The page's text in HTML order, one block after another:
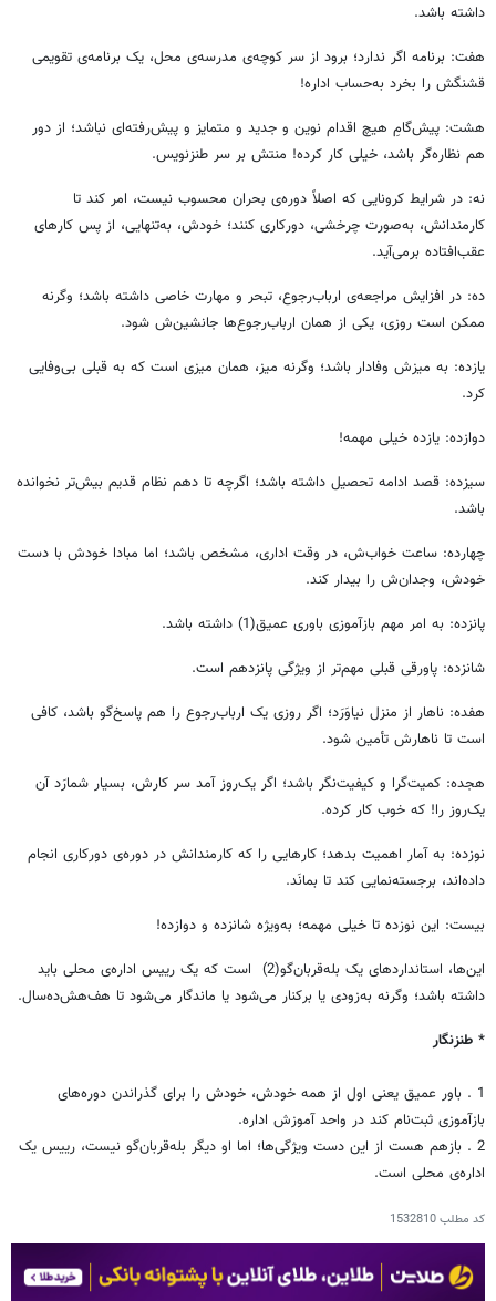
داشته باشد.
هفت: برنامه اگر ندارد؛ برود از سر کوچه‌ی مدرسه‌ی محل، یک برنامه‌ی تقویمی
قشنگش را بخرد به‌حساب اداره!
هشت: پیش‌گامِ هیچ اقدام نوین و جدید و متمایز و پیش‌رفته‌ای نباشد؛ از دور
هم نظاره‌گر باشد، خیلی کار کرده! منتش بر سر طنزنویس.
نه: در شرایط کرونایی که اصلاً دوره‌ی بحران محسوب نیست، امر کند تا
کارمندانش، به‌صورت چرخشی، دورکاری کنند؛ خودش، به‌تنهایی، از پس کارهای
عقب‌افتاده برمی‌آید.
ده: در افزایش مراجعه‌ی ارباب‌رجوع، تبحر و مهارت خاصی داشته باشد؛ وگرنه
ممکن است روزی، یکی از همان ارباب‌رجوع‌ها جانشین‌ش شود.
یازده: به میزش وفادار باشد؛ وگرنه میز، همان میزی است که به قبلی بی‌وفایی
کرد.
دوازده: یازده خیلی مهمه!
سیزده: قصد ادامه تحصیل داشته باشد؛ اگرچه تا دهم نظام قدیم بیش‌تر نخوانده
باشد.
چهارده: ساعت خواب‌ش، در وقت اداری، مشخص باشد؛ اما مبادا خودش با دست
خودش، وجدان‌ش را بیدار کند.
پانزده: به امر مهم بازآموزی باوری عمیق(1) داشته باشد.
شانزده: پاورقی قبلی مهم‌تر از ویژگی پانزدهم است.
هفده: ناهار از منزل نیاوَرَد؛ اگر روزی یک ارباب‌رجوع را هم پاسخ‌گو باشد، کافی
است تا ناهارش تأمین شود.
هجده: کمیت‌گرا و کیفیت‌نگر باشد؛ اگر یک‌روز آمد سر کارش، بسیار شمارَد آن
یک‌روز را! که خوب کار کرده.
نوزده: به آمار اهمیت بدهد؛ کارهایی را که کارمندانش در دوره‌ی دورکاری انجام
داده‌اند، برجسته‌نمایی کند تا بمانَد.
بیست: این نوزده تا خیلی مهمه؛ به‌ویژه شانزده و دوازده!
این‌ها، استانداردهای یک بله‌قربان‌گو(2) است که یک رییس اداره‌ی محلی باید
داشته باشد؛ وگرنه به‌زودی یا برکنار می‌شود یا ماندگار می‌شود تا هف‌هش‌ده‌سال.
* طنزنگار
1 . باور عمیق یعنی اول از همه خودش، خودش را برای گذراندن دوره‌های
بازآموزی ثبت‌نام کند در واحد آموزش اداره.
2 . بازهم هست از این دست ویژگی‌ها؛ اما او دیگر بله‌قربان‌گو نیست، رییس یک
اداره‌ی محلی است.
کد مطلب1532810